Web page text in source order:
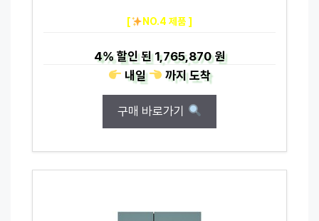
[ NO.4 제품 ]
4%할인 된1,765,870 원
내일
까지도착
구매 바로가기